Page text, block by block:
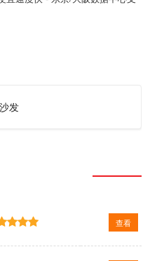
发
查看